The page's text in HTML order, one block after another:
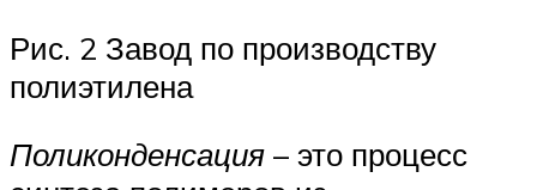
Рис. 2 Завод по производству
полиэтилена
Поликонденсация – это процесс